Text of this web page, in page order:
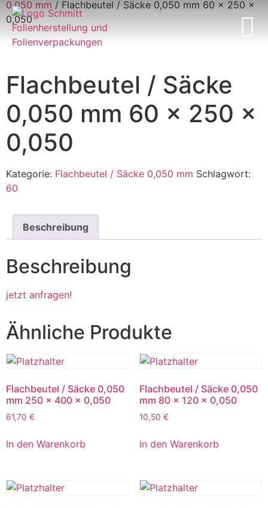
0,050 mm / Flachbeutel / Säcke 0,050 mm 60 x 250 x
0,050
Flachbeutel / Säcke
0,050 mm 60 x 250 x
0,050
Kategorie: Flachbeutel / Säcke 0,050 mm Schlagwort:
60
Beschreibung
Beschreibung
jetzt anfragen!
Ähnliche Produkte
Flachbeutel / Säcke 0,050
mm 250 x 400 x 0,050
61,70 €
In den Warenkorb
Flachbeutel / Säcke 0,050
mm 80 x 120 x 0,050
10,50 €
In den Warenkorb